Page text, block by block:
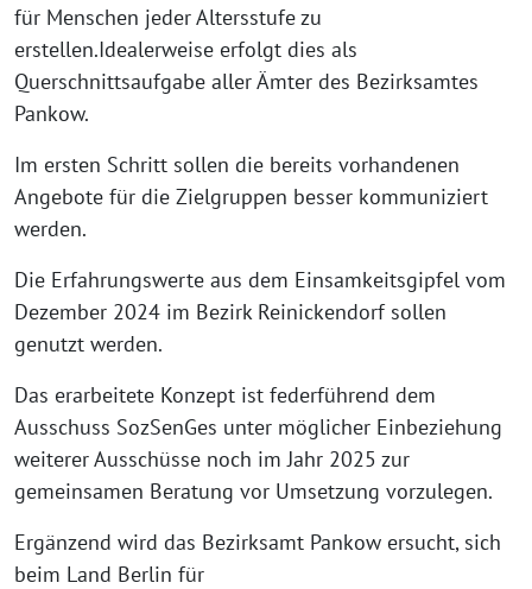
für Menschen jeder Altersstufe zu
erstellen.Idealerweise erfolgt dies als
Querschnittsaufgabe aller Ämter des Bezirksamtes
Pankow.
Im ersten Schritt sollen die bereits vorhandenen
Angebote für die Zielgruppen besser kommuniziert
werden.
Die Erfahrungswerte aus dem Einsamkeitsgipfel vom
Dezember 2024 im Bezirk Reinickendorf sollen
genutzt werden.
Das erarbeitete Konzept ist federführend dem
Ausschuss SozSenGes unter möglicher Einbeziehung
weiterer Ausschüsse noch im Jahr 2025 zur
gemeinsamen Beratung vor Umsetzung vorzulegen.
Ergänzend wird das Bezirksamt Pankow ersucht, sich
beim Land Berlin für